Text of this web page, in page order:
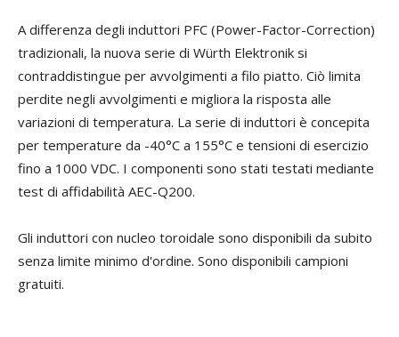
A differenza degli induttori PFC (Power-Factor-Correction)
tradizionali, la nuova serie di Würth Elektronik si
contraddistingue per avvolgimenti a filo piatto. Ciò limita
perdite negli avvolgimenti e migliora la risposta alle
variazioni di temperatura. La serie di induttori è concepita
per temperature da -40°C a 155°C e tensioni di esercizio
fino a 1000 VDC. I componenti sono stati testati mediante
test di affidabilità AEC-Q200.
Gli induttori con nucleo toroidale sono disponibili da subito
senza limite minimo d'ordine. Sono disponibili campioni
gratuiti.